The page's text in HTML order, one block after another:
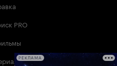
PRO
РЕКЛАМА